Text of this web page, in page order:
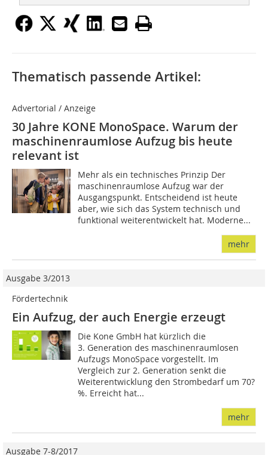
Thematisch passende Artikel:
Advertorial / Anzeige
30 Jahre KONE MonoSpace. Warum der
maschinenraumlose Aufzug bis heute
relevant ist
Mehr als ein technisches Prinzip Der
maschinenraumlose Aufzug war der
Ausgangspunkt. Entscheidend ist heute
aber, wie sich das System technisch und
funktional weiterentwickelt hat. Moderne...
mehr
Ausgabe 3/2013
Fördertechnik
Ein Aufzug, der auch Energie erzeugt
Die Kone GmbH hat kürzlich die
3. Generation des maschinenraumlosen
Aufzugs MonoSpace vorgestellt. Im
Vergleich zur 2. Generation senkt die
Weiterentwicklung den Strombedarf um 70?
%. Erreicht hat...
mehr
Ausgabe 7-8/2017